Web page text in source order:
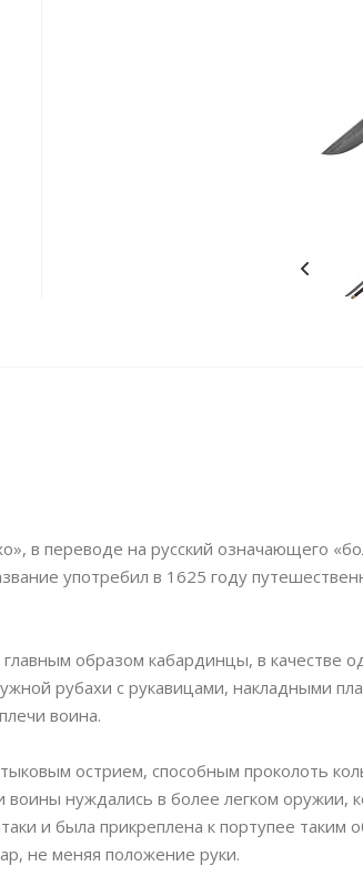
в переводе на русский означающего
употребил в 1625 году
образом кабардинцы, в качестве
рубахи с рукавицами, накладными
воина.
острием, способным проколоть
нуждались в более легком оружии,
и была прикреплена к портупее таким
не меняя положение руки.